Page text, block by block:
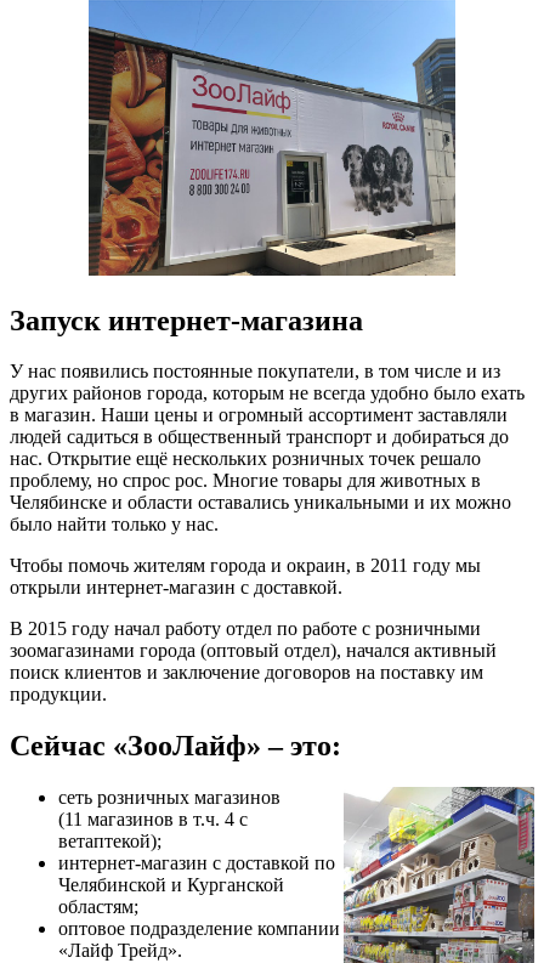
Запуск интернет-магазина
У нас появились постоянные покупатели, в том числе и из
других районов города, которым не всегда удобно было ехать
в магазин. Наши цены и огромный ассортимент заставляли
людей садиться в общественный транспорт и добираться до
нас. Открытие ещё нескольких розничных точек решало
проблему, но спрос рос. Многие товары для животных в
Челябинске и области оставались уникальными и их можно
было найти только у нас.
Чтобы помочь жителям города и окраин, в 2011 году мы
открыли интернет-магазин с доставкой.
В 2015 году начал работу отдел по работе с розничными
зоомагазинами города (оптовый отдел), начался активный
поиск клиентов и заключение договоров на поставку им
продукции.
Сейчас «ЗооЛайф» – это:
сеть розничных магазинов
(11 магазинов в т.ч. 4 с
ветаптекой);
интернет-магазин с доставкой по
Челябинской и Курганской
областям;
оптовое подразделение компании
«Лайф Трейд».